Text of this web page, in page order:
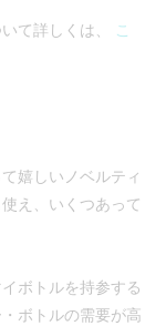
て詳しくは、
こ
嬉しいノベルティ
え、いくつあって
ボトルを持参する
ボトルの需要が高